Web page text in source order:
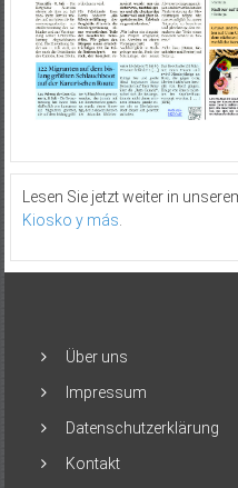
Lesen Sie jetzt weiter in
Kiosko y más
Über uns
Impressum
Datenschutzerklärung
Kontakt